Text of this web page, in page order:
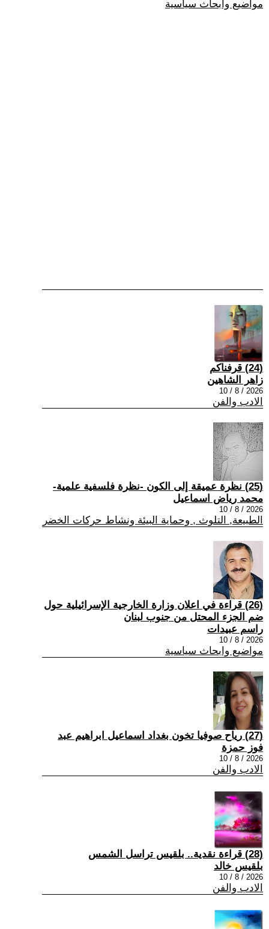
مواضيع وابحاث سياسية
(24) قرفناكم
زاهر الشاهين
2026 / 8 / 10
الادب والفن
(25) نظرة عميقة إلى الكون -نظرة فلسفية علمية-
محمد رياض اسماعيل
2026 / 8 / 10
الطبيعة, التلوث , وحماية البيئة ونشاط حركات الخضر
(26) قراءة في اعلان وزارة الخارجية الإسرائيلية حول
ضم الجزء المحتل من جنوب لبنان
راسم عبيدات
2026 / 8 / 10
مواضيع وابحاث سياسية
(27) رياح صوفيا تخون بغداد اسماعيل ابراهيم عبد
فوز حمزة
2026 / 8 / 10
الادب والفن
(28) قراءة نقدية.. بلقيس تراسل الشمس
بلقيس خالد
2026 / 8 / 10
الادب والفن